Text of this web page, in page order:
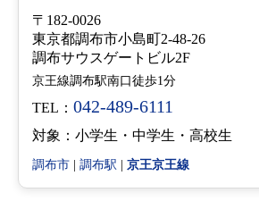
〒182-0026
東京都調布市小島町2-48-26
調布サウスゲートビル2F
京王線調布駅南口徒歩1分
TEL： 042-489-6111
対象：小学生・中学生・高校生
調布市 調布駅 京王京王線